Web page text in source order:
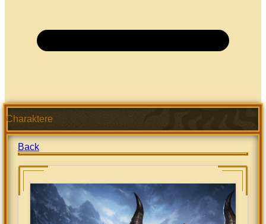
Charaktere
Back